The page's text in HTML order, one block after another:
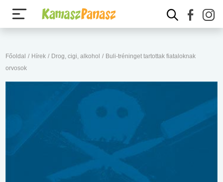
Főoldal / Hírek / Drog, cigi, alkohol / Buli-tréninget tartottak fiataloknak
orvosok